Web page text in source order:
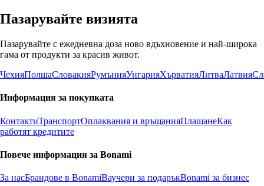
Пазарувайте визията
Пазарувайте с ежедневна доза ново вдъхновение и най-широка
гама от продукти за красив живот.
ЧехияПолшаСловакияРумънияУнгарияХърватияЛитваЛатвия
Информация за покупката
КонтактиТранспортОплаквания и връщанияПлащанеКак
работят кредитите
Повече информация за Bonami
За насБрандове в BonamiВаучери за подаръкBonami за бизнес